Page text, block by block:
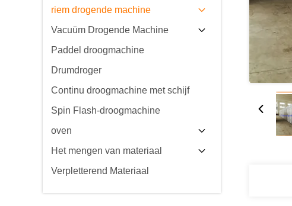
riem drogende machine
Vacuüm Drogende Machine
Paddel droogmachine
Drumdroger
Continu droogmachine met schijf
Spin Flash-droogmachine
oven
Het mengen van materiaal
Verpletterend Materiaal